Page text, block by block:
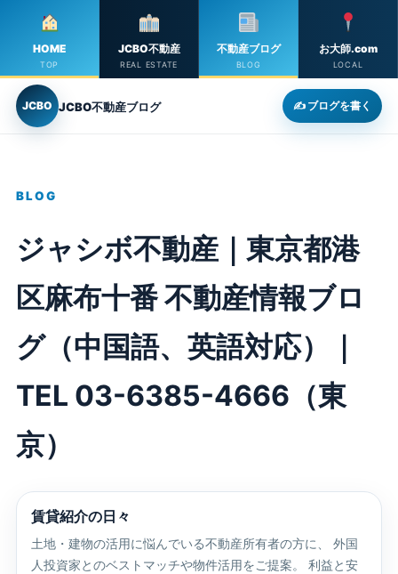
HOME
TOP
JCBO不動産
REAL ESTATE
不動産ブログ
BLOG
お大師.com
LOCAL
JCBO JCBO不動産ブログ ✍ ブログを書く
BLOG
ジャシボ不動産｜東京都港
区麻布十番 不動産情報ブロ
グ（中国語、英語対応）｜
TEL 03-6385-4666（東
京）
賃貸紹介の日々
土地・建物の活用に悩んでいる不動産所有者の方に、 外国
人投資家とのベストマッチや物件活用をご提案。 利益と安